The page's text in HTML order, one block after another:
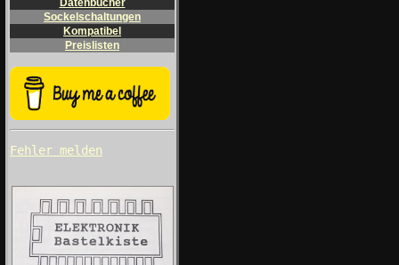
Datenbücher
Sockelschaltungen
Kompatibel
Preislisten
Fehler melden